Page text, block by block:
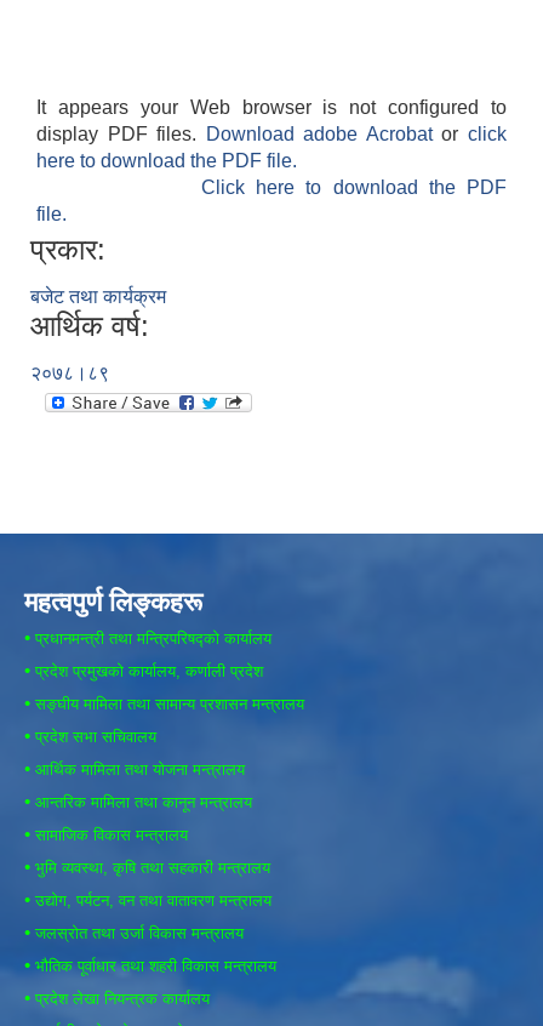
It appears your Web browser is not configured to
display PDF files.
Download adobe Acrobatorclick
here to download the PDF file.
Click here to download the PDF
file.
प्रकार:
बजेट तथा कार्यक्रम
आर्थिक वर्ष:
२०७८।८९
महत्वपुर्ण लिङ्कहरू
• प्रधानमन्त्री तथा मन्त्रिपरिषद्को कार्यालय
• प्रदेश प्रमुखको कार्यालय, कर्णाली प्रदेश
• सङ्घीय मामिला तथा सामान्य प्रशासन मन्त्रालय
• प्रदेश सभा सचिवालय
• आर्थिक मामिला तथा योजना मन्त्रालय
• आन्तरिक मामिला तथा कानून मन्त्रालय
• सामाजिक विकास मन्त्रालय
• भुमि व्यवस्था, कृषि तथा सहकारी मन्त्रालय
• उद्योग, पर्यटन, वन तथा वातावरण मन्त्रालय
• जलस्रोत तथा उर्जा विकास मन्त्रालय
• भौतिक पूर्वाधार तथा शहरी विकास मन्त्रालय
• प्रदेश लेखा नियन्त्रक कार्यालय